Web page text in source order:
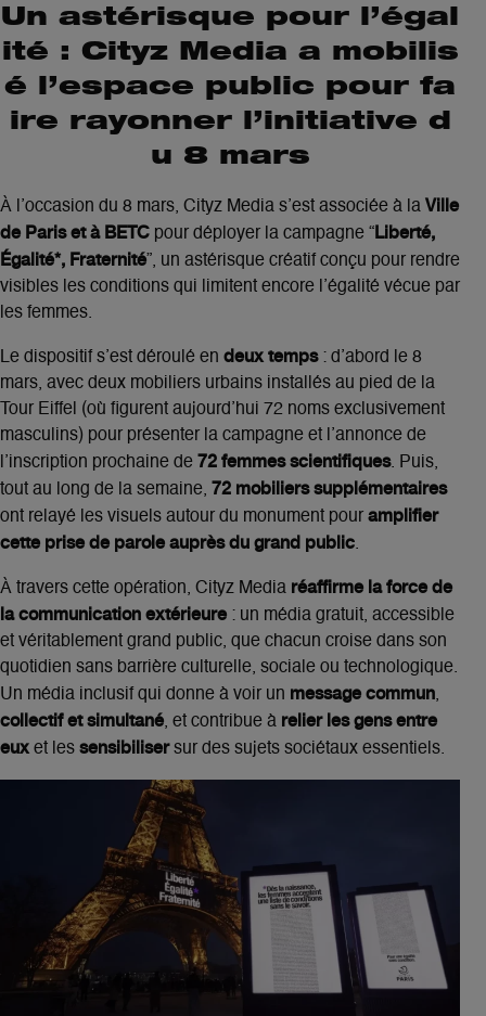
Un astérisque pour l’égal
ité : Cityz Media a mobilis
é l’espace public pour fa
ire rayonner l’initiative d
u 8 mars
À l’occasion du 8 mars, Cityz Media s’est associée à la Ville
de Paris et à BETC pour déployer la campagne “Liberté,
Égalité*, Fraternité”, un astérisque créatif conçu pour rendre
visibles les conditions qui limitent encore l’égalité vécue par
les femmes.
Le dispositif s’est déroulé en deux temps: d’abord le 8
mars, avec deux mobiliers urbains installés au pied de la
Tour Eiffel (où figurent aujourd’hui 72 noms exclusivement
masculins) pour présenter la campagne et l’annonce de
l’inscription prochaine de 72 femmes scientifiques. Puis,
tout au long de la semaine, 72 mobiliers supplémentaires
ont relayé les visuels autour du monument pour amplifier
cette prise de parole auprès du grand public.
À travers cette opération, Cityz Media réaffirme la force de
la communication extérieure : un média gratuit, accessible
et véritablement grand public, que chacun croise dans son
quotidien sans barrière culturelle, sociale ou technologique.
Un média inclusif qui donne à voir un message commun,
collectif et simultané, et contribue à relier les gens entre
eux et les sensibiliser sur des sujets sociétaux essentiels.